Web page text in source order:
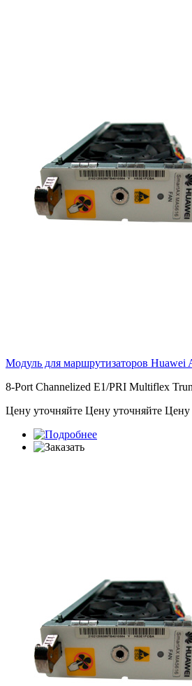
Модуль для маршрутизаторов Huawei
8-Port Channelized E1/PRI Multiflex
Цену уточняйте Цену уточняйте Цену